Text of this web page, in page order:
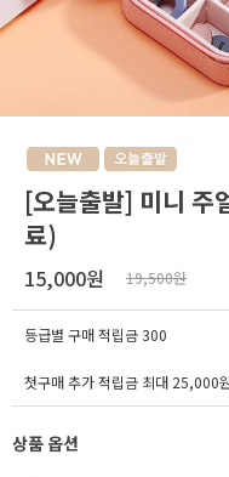
[오늘출발] 미니 주
료)
15,000원 19,500원
등급별 구매 적립금300
첫구매 추가 적립금 최대 25,000
상품 옵션